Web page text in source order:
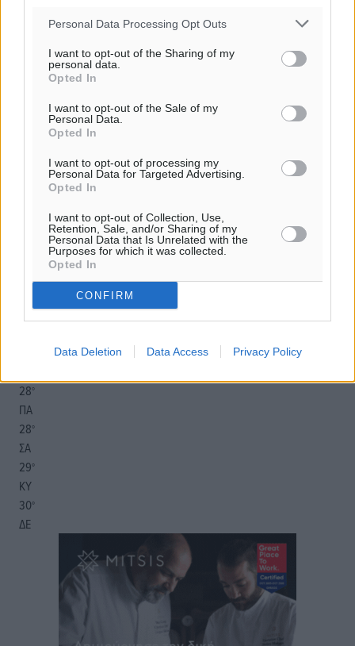
Personal Data Processing Opt Outs
I want to opt-out of the Sharing of my
personal data.
Opted In
I want to opt-out of the Sale of my
Personal Data.
Opted In
I want to opt-out of processing my
Personal Data for Targeted Advertising.
Opted In
I want to opt-out of Collection, Use,
Retention, Sale, and/or Sharing of my
Personal Data that Is Unrelated with the
Purposes for which it was collected.
Opted In
CONFIRM
Data Deletion Data Access Privacy Policy
Για την μερική αναπαραγωγή της είδησης από άλλες
ιστοσελίδες είναι απαραίτητη η χρήση του παρακάτω
παρεχόμενου συνδέσμου παραπομπής προς το άρθρο
o καιρός τώρα:
αίθριος καιρός
°/28°
28°
ΠΑ
28°
ΣΑ
29°
ΚΥ
30°
ΔΕ